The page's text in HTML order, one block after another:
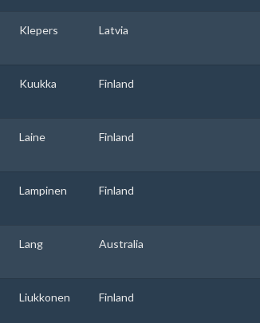
Klepers Latvia
Kuukka Finland
Laine Finland
Lampinen Finland
Lang Australia
Liukkonen Finland